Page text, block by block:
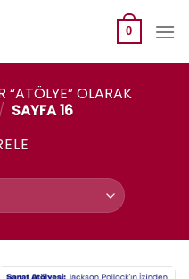
0
“ATÖLYE” OLARAK
/ SAYFA 16